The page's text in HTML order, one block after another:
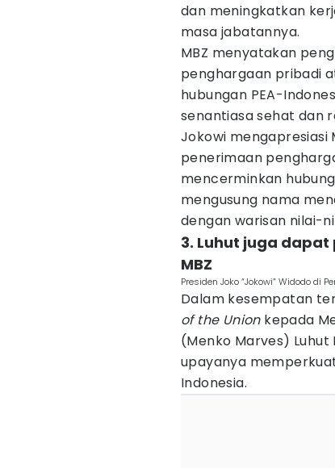
dan meningkatkan
masa jabatannya.
MBZ menyatakan
penghargaan pribadi
hubungan PEA-
senantiasa sehat dan
Jokowi mengapresiasi
penerimaan
mencerminkan
mengusung nama
dengan warisan nilai-
3. Luhut juga
MBZ
Presiden Joko “Jokowi” Widodo di
Dalam kesempatan
of the Unionkepada
(Menko Marves)
upayanya
Indonesia.